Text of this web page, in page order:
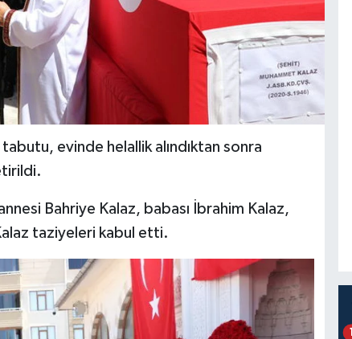
tabutu, evinde helallik alındıktan sonra
Bahriye Kalaz, babası İbrahim Kalaz,
taziyeleri kabul etti.
1